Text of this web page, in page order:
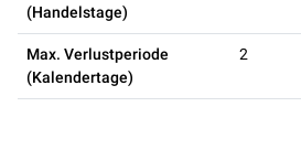
(Handelstage)
Max. Verlustperiode
(Kalendertage)
2